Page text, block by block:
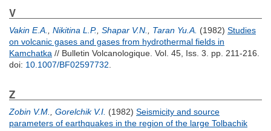
V
Vakin E.A. Nikitina L.P. Shapar V.N. Taran Yu.A. (1982) Studies
on volcanic gases and gases from hydrothermal fields in
Kamchatka // Bulletin Volcanologique. Vol. 45, Iss. 3. pp. 211-216.
doi: 10.1007/BF02597732
Z
Zobin V.M. Gorelchik V.I. (1982) Seismicity and source
parameters of earthquakes in the region of the large Tolbachik